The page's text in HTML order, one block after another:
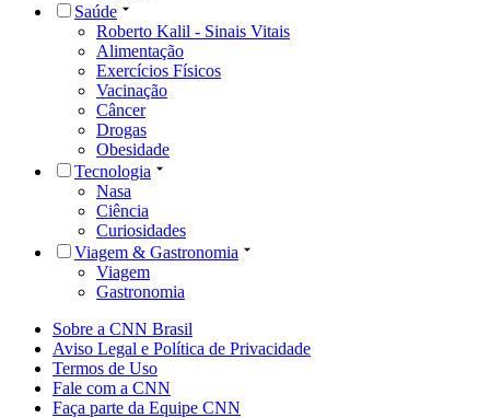
Saúde
Roberto Kalil - Sinais Vitais
Alimentação
Exercícios Físicos
Vacinação
Câncer
Drogas
Obesidade
Tecnologia
Nasa
Ciência
Curiosidades
Viagem & Gastronomia
Viagem
Gastronomia
Sobre a CNN Brasil
Aviso Legal e Política de Privacidade
Termos de Uso
Fale com a CNN
Faça parte da Equipe CNN